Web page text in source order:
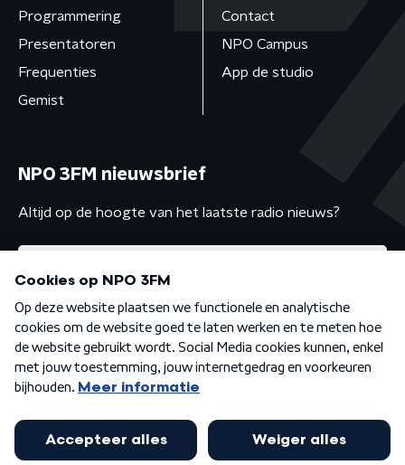
Programmering
Presentatoren
Frequenties
Gemist
Contact
NPO Campus
App de studio
NPO 3FM nieuwsbrief
Altijd op de hoogte van het laatste radio nieuws?
Algemene voorwaarden Privacybeleid